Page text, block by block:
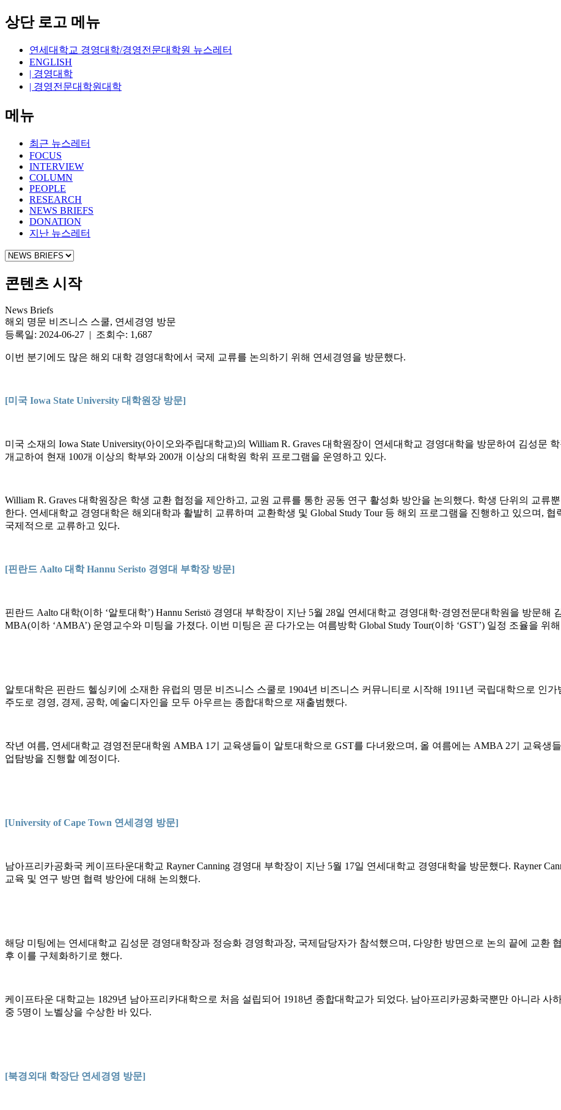
상단 로고 메뉴
연세대학교 경영대학/경영전문대학원 뉴스레터
ENGLISH
| 경영대학
| 경영전문대학원대학
메뉴
최근 뉴스레터
FOCUS
INTERVIEW
COLUMN
PEOPLE
RESEARCH
NEWS BRIEFS
DONATION
지난 뉴스레터
콘텐츠 시작
News Briefs
해외 명문 비즈니스 스쿨, 연세경영 방문
등록일: 2024-06-27 | 조회수: 1,687
이번 분기에도 많은 해외 대학 경영대학에서 국제 교류를 논의하기 위해 연세경영을 방문했다.
[미국 Iowa State University 대학원장 방문]
미국 소재의 Iowa State University(아이오와주립대학교)의 William R. Graves 대학원장이 연세대학교 경영대학을 방문하여 김성문
개교하여 현재 100개 이상의 학부와 200개 이상의 대학원 학위 프로그램을 운영하고 있다.
William R. Graves 대학원장은 학생 교환 협정을 제안하고, 교원 교류를 통한 공동 연구 활성화 방안을 논의했다. 학생 단위의 교류
한다. 연세대학교 경영대학은 해외대학과 활발히 교류하며 교환학생 및 Global Study Tour 등 해외 프로그램을 진행하고 있으며,
국제적으로 교류하고 있다.
[핀란드 Aalto 대학 Hannu Seristo 경영대 부학장 방문]
핀란드 Aalto 대학(이하 ‘알토대학’) Hannu Seristö 경영대 부학장이 지난 5월 28일 연세대학교 경영대학·경영전문대학원을 방문해
MBA(이하 ‘AMBA’) 운영교수와 미팅을 가졌다. 이번 미팅은 곧 다가오는 여름방학 Global Study Tour(이하 ‘GST’) 일정 조율을 위
알토대학은 핀란드 헬싱키에 소재한 유럽의 명문 비즈니스 스쿨로 1904년 비즈니스 커뮤니티로 시작해 1911년 국립대학으로 인
주도로 경영, 경제, 공학, 예술디자인을 모두 아우르는 종합대학으로 재출범했다.
작년 여름, 연세대학교 경영전문대학원 AMBA 1기 교육생들이 알토대학으로 GST를 다녀왔으며, 올 여름에는 AMBA 2기 교육생
업탐방을 진행할 예정이다.
[University of Cape Town 연세경영 방문]
남아프리카공화국 케이프타운대학교 Rayner Canning 경영대 부학장이 지난 5월 17일 연세대학교 경영대학을 방문했다. Rayner
교육 및 연구 방면 협력 방안에 대해 논의했다.
해당 미팅에는 연세대학교 김성문 경영대학장과 정승화 경영학과장, 국제담당자가 참석했으며, 다양한 방면으로 논의 끝에 교환
후 이를 구체화하기로 했다.
케이프타운 대학교는 1829년 남아프리카대학으로 처음 설립되어 1918년 종합대학교가 되었다. 남아프리카공화국뿐만 아니라
중 5명이 노벨상을 수상한 바 있다.
[북경외대 학장단 연세경영 방문]